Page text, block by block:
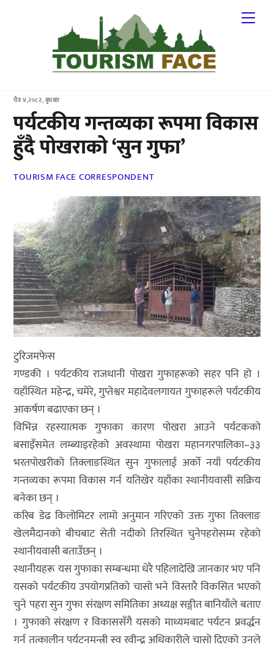
चैत्र ४,२०८२, बुधबार
पर्यटकीय गन्तव्यका रूपमा विकास
हुँदै पोखराको ‘सुन गुफा’
TOURISM FACE CORRESPONDENT
टुरिजमफेस
गण्डकी । पर्यटकीय राजधानी पोखरा गुफाहरूको सहर पनि हो ।
यहाँस्थित महेन्द्र, चमेरे, गुप्तेश्वर महादेवलगायत गुफाहरूले पर्यटकीय
आकर्षण बढाएका छन् ।
विभिन्न रहस्यात्मक गुफाका कारण पोखरा आउने पर्यटकको
बसाइँसमेत लम्ब्याइरहेको अवस्थामा पोखरा महानगरपालिका–३३
भरतपोखरीको तिक्लाङस्थित सुन गुफालाई अर्को नयाँ पर्यटकीय
गन्तव्यका रूपमा विकास गर्न यतिखेर यहाँका स्थानीयवासी सक्रिय
बनेका छन् ।
करिब डेढ किलोमिटर लामो अनुमान गरिएको उक्त गुफा तिक्लाङ
खेलमैदानको बीचबाट सेती नदीको तिरस्थित चुनेपहरोसम्म रहेको
स्थानीयवासी बताउँछन् ।
स्थानीयहरू यस गुफाका सम्बन्धमा धेरै पहिलादेखि जानकार भए पनि
यसको पर्यटकीय उपयोगप्रतिको चासो भने विस्तारै विकसित भएको
चुने पहरा सुन गुफा संरक्षण समितिका अध्यक्ष सङ्गीत बानियाँले बताए
। गुफाको संरक्षण र विकाससँगै यसको माध्यमबाट पर्यटन प्रवर्द्धन
गर्न तत्कालीन पर्यटनमन्त्री स्व रवीन्द्र अधिकारीले चासो दिएको उनले